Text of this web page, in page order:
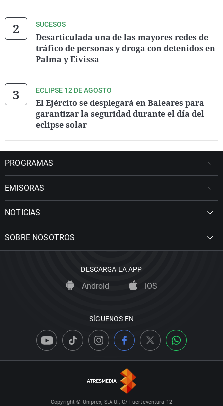
SUCESOS
Desarticulada una de las mayores redes de
tráfico de personas y droga con detenidos en
Palma y Eivissa
ECLIPSE 12 DE AGOSTO
El Ejército se desplegará en Baleares para
garantizar la seguridad durante el día del
eclipse solar
PROGRAMAS
EMISORAS
NOTICIAS
SOBRE NOSOTROS
DESCARGA LA APP
Android iOS
SÍGUENOS EN
Copyright © Uniprex, S.A.U., C/ Fuerteventura 12